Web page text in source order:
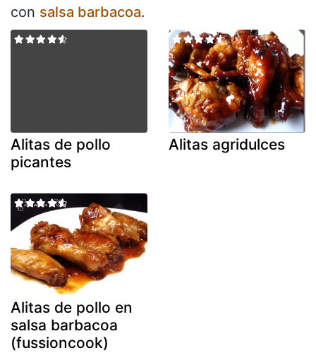
con salsa barbacoa.
Alitas de pollo
picantes
Alitas agridulces
Alitas de pollo en
salsa barbacoa
(fussioncook)